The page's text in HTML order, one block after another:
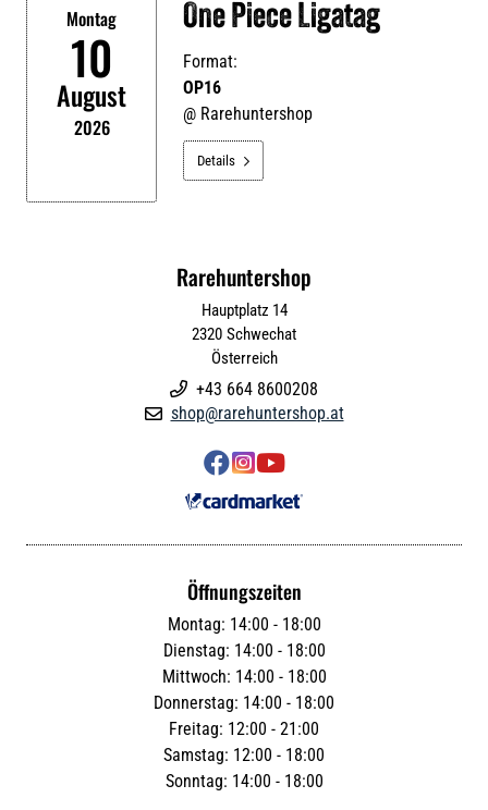
Montag
10
August
2026
One Piece Ligatag
Format:
OP16
@ Rarehuntershop
Details 
Rarehuntershop
Hauptplatz 14
2320 Schwechat
Österreich
 +43 664 8600208
 shop@rarehuntershop.at

Öffnungszeiten
Montag: 14:00 - 18:00
Dienstag: 14:00 - 18:00
Mittwoch: 14:00 - 18:00
Donnerstag: 14:00 - 18:00
Freitag: 12:00 - 21:00
Samstag: 12:00 - 18:00
Sonntag: 14:00 - 18:00